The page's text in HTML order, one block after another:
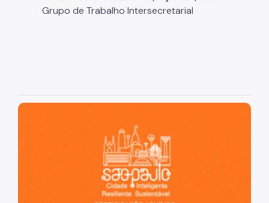
Grupo de Trabalho Intersecretarial
São Paulo, cidade inteligente, resiliente e sustentável